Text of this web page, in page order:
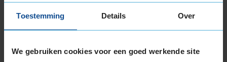
Toestemming Details Over
We gebruiken cookies voor een goed werkende site
9,0
Geluid
9,0
Comfort
9,0